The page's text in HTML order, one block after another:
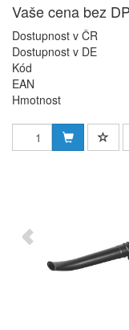
Vaše cena bez
Dostupnost v ČR
Dostupnost v DE
Kód
EAN
Hmotnost